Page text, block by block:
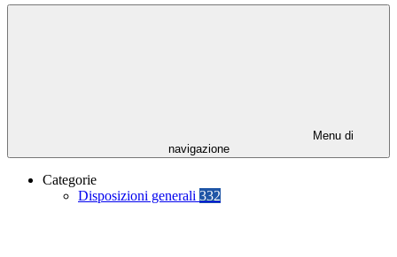
Menu di
navigazione
Categorie
Disposizioni generali 332